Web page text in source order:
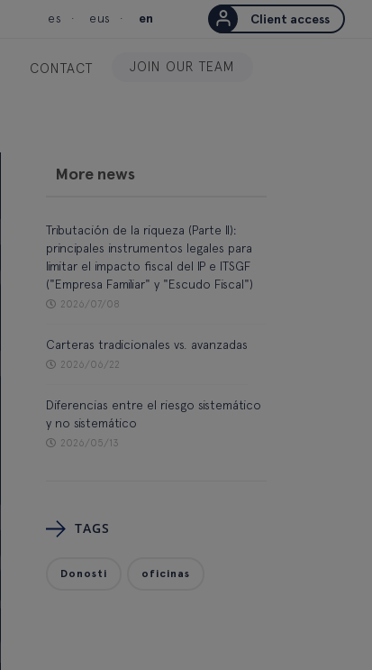
es eus en Client access
CONTACT JOIN OUR TEAM
More news
Tributación de la riqueza (Parte II):
principales instrumentos legales para
limitar el impacto fiscal del IP e ITSGF
("Empresa Familiar" y "Escudo Fiscal")
2026/07/08
Carteras tradicionales vs. avanzadas
2026/06/22
Diferencias entre el riesgo sistemático
y no sistemático
2026/05/13
TAGS
Donosti oficinas